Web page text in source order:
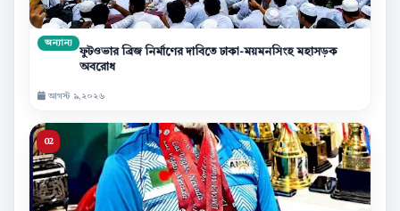
অন্যান্য
ফুটওভার ব্রিজ নির্মাণের দাবিতে ঢাকা-ময়মনসিংহ মহাসড়ক
অবরোধ
আগস্ট ৯,২০২৬